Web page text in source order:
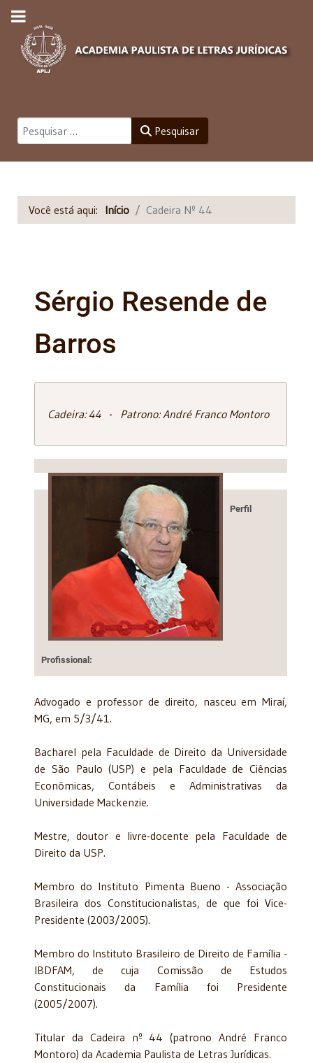
Pesquisar Pesquisar
Você está aqui: Início Cadeira Nº 44
Sérgio Resende de
Barros
Cadeira: 44 - Patrono: André Franco Montoro
Perfil
Profissional:
Advogado e professor de direito, nasceu em Miraí,
MG, em 5/3/41.
Bacharel pela Faculdade de Direito da Universidade
de São Paulo (USP) e pela Faculdade de Ciências
Econômicas, Contábeis e Administrativas da
Universidade Mackenzie.
Mestre, doutor e livre-docente pela Faculdade de
Direito da USP.
Membro do Instituto Pimenta Bueno - Associação
Brasileira dos Constitucionalistas, de que foi Vice-
Presidente (2003/2005).
Membro do Instituto Brasileiro de Direito de Família -
IBDFAM, de cuja Comissão de Estudos
Constitucionais da Família foi Presidente
(2005/2007).
Titular da Cadeira nº 44 (patrono André Franco
Montoro) da Academia Paulista de Letras Jurídicas.